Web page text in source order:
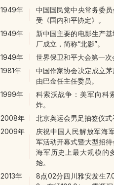
1949年
中国国民党中央常务委
受《国内和平协定》。
1949年
新中国主要的电影生产
厂成立，简称“北影”。
1949年
世界保卫和平大会第一次
1981年
中国作家协会决定成立茅
由巴金任主任委员。
1999年
科索沃战争：美军向科
炸。
2008年
北京奥运会男足抽签仪式
2009年
庆祝中国人民解放军海
军活动开幕式暨大型招
海军历史上最大规模的
始。
2013年
8点02分四川雅安发生